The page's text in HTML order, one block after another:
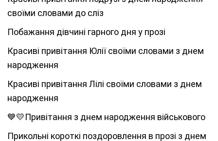
своїми словами до сліз
Побажання дівчині гарного дня у прозі
Красиві привітання Юлії своїми словами з днем
народження
Красиві привітання Лілі своїми словами з днем
народження
💙💛Привітання з днем народження військового
Прикольні короткі поздоровлення в прозі з днем